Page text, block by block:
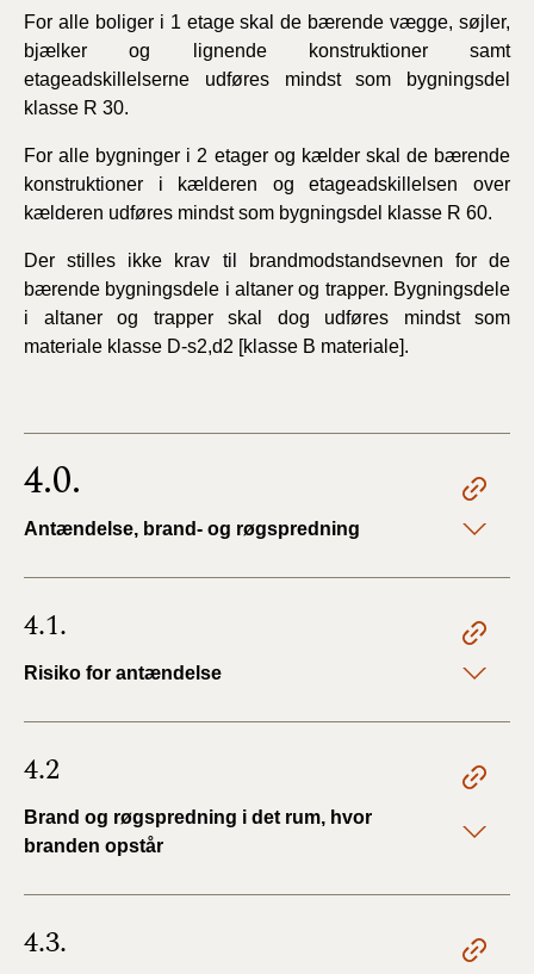
For alle boliger i 1 etage skal de bærende vægge, søjler,
bjælker og lignende konstruktioner samt
etageadskillelserne udføres mindst som bygningsdel
klasse R 30.
For alle bygninger i 2 etager og kælder skal de bærende
konstruktioner i kælderen og etageadskillelsen over
kælderen udføres mindst som bygningsdel klasse R 60.
Der stilles ikke krav til brandmodstandsevnen for de
bærende bygningsdele i altaner og trapper. Bygningsdele
i altaner og trapper skal dog udføres mindst som
materiale klasse D-s2,d2 [klasse B materiale].
4.0.
Antændelse, brand- og røgspredning
4.1.
Risiko for antændelse
4.2
Brand og røgspredning i det rum, hvor
branden opstår
4.3.